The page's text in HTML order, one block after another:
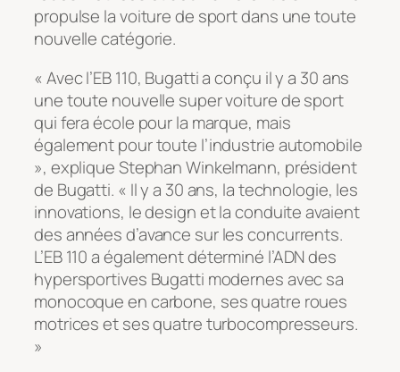
propulse la voiture de sport dans une toute
nouvelle catégorie.
« Avec l’EB 110, Bugatti a conçu il y a 30 ans
une toute nouvelle super voiture de sport
qui fera école pour la marque, mais
également pour toute l’industrie automobile
», explique Stephan Winkelmann, président
de Bugatti. « Il y a 30 ans, la technologie, les
innovations, le design et la conduite avaient
des années d’avance sur les concurrents.
L’EB 110 a également déterminé l’ADN des
hypersportives Bugatti modernes avec sa
monocoque en carbone, ses quatre roues
motrices et ses quatre turbocompresseurs.
»